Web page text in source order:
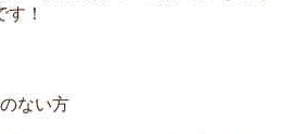
！
ない方